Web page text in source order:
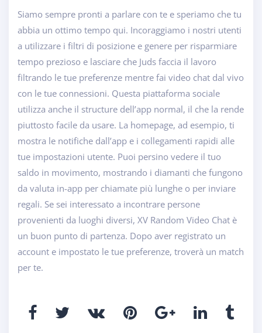
Siamo sempre pronti a parlare con te e speriamo che tu
abbia un ottimo tempo qui. Incoraggiamo i nostri utenti
a utilizzare i filtri di posizione e genere per risparmiare
tempo prezioso e lasciare che Juds faccia il lavoro
filtrando le tue preferenze mentre fai video chat dal vivo
con le tue connessioni. Questa piattaforma sociale
utilizza anche il structure dell’app normal, il che la rende
piuttosto facile da usare. La homepage, ad esempio, ti
mostra le notifiche dall’app e i collegamenti rapidi alle
tue impostazioni utente. Puoi persino vedere il tuo
saldo in movimento, mostrando i diamanti che fungono
da valuta in-app per chiamate più lunghe o per inviare
regali. Se sei interessato a incontrare persone
provenienti da luoghi diversi, XV Random Video Chat è
un buon punto di partenza. Dopo aver registrato un
account e impostato le tue preferenze, troverà un match
per te.